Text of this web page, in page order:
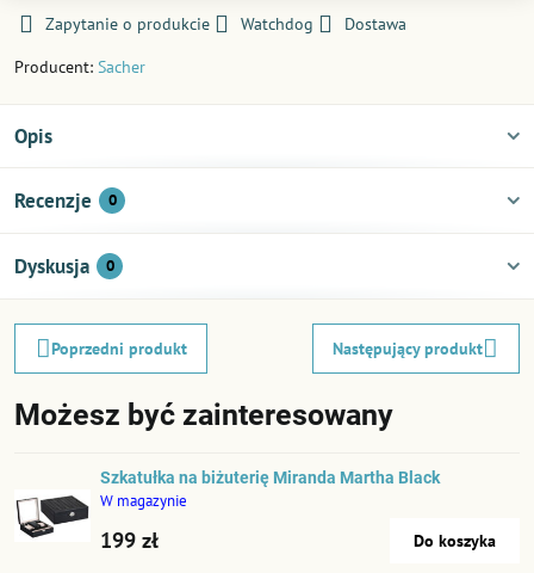
Zapytanie o produkcie Watchdog
Dostawa
Producent: Sacher
Opis
Recenzje 0
Dyskusja 0
Poprzedni produkt Następujący produkt
Możesz być zainteresowany
Szkatułka na biżuterię Miranda Martha Black
W magazynie
199 zł Do koszyka